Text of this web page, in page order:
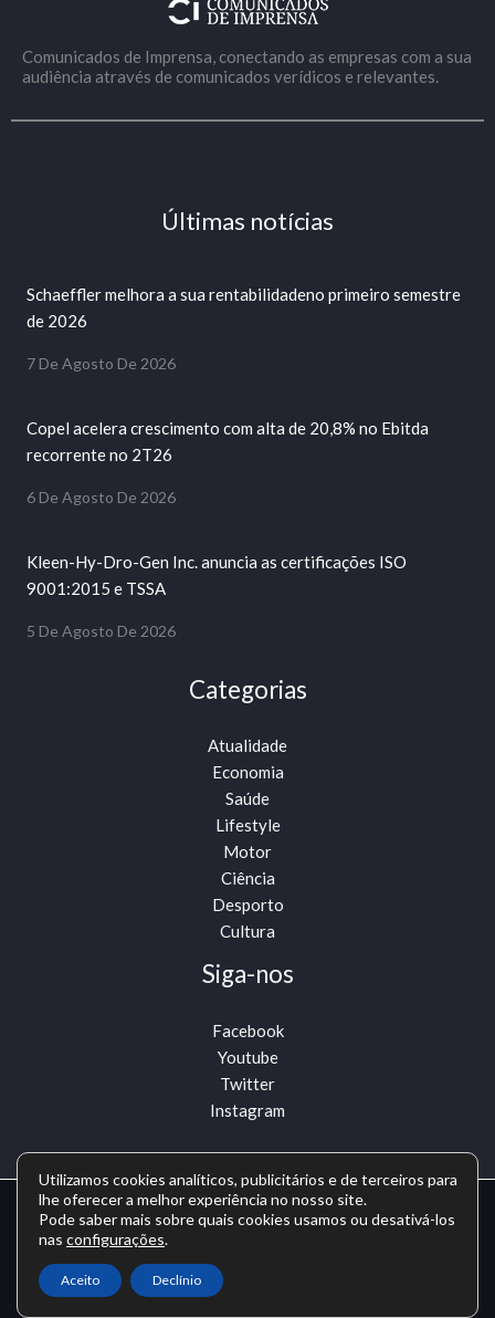
Comunicados de Imprensa, conectando as empresas com a sua
audiência através de comunicados verídicos e relevantes.
Últimas notícias
Schaeffler melhora a sua rentabilidadeno primeiro semestre
de 2026
7 De Agosto De 2026
Copel acelera crescimento com alta de 20,8% no Ebitda
recorrente no 2T26
6 De Agosto De 2026
Kleen-Hy-Dro-Gen Inc. anuncia as certificações ISO
9001:2015 e TSSA
5 De Agosto De 2026
Categorias
Atualidade
Economia
Saúde
Lifestyle
Motor
Ciência
Desporto
Cultura
Siga-nos
Facebook
Youtube
Twitter
Instagram
Copyright © Todos os direitos reservados -
comunicadosdeimprensa.com
Política de privacidade
-
Utilizamos cookies analíticos, publicitários e de terceiros para
lhe oferecer a melhor experiência no nosso site.
Pode saber mais sobre quais cookies usamos ou desativá-los
nas configurações.
Aceito Declínio